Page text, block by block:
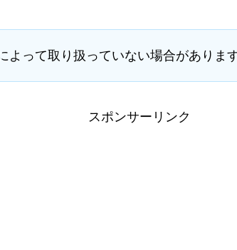
よって取り扱っていない場合があります
スポンサーリンク